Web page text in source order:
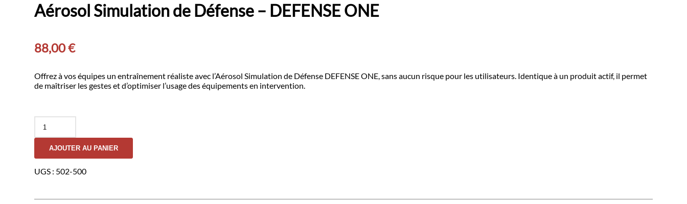
Aérosol Simulation de Défense – DEFENSE ONE
88,00€
Offrez à vos équipes un entraînement réaliste avec l’Aérosol Simulation de Défense DEFENSE ONE, sans aucun risque pour les utilisateurs. Identique à un produit actif, il permet
de maîtriser les gestes et d’optimiser l’usage des équipements en intervention.
Aérosol
Simulation
de
Défense
ONE
AJOUTER AU PANIER
UGS : 502-500